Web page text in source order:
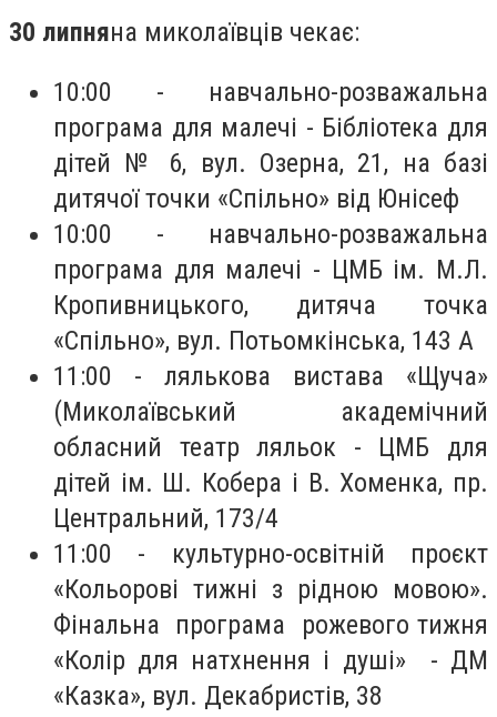
30 липняна миколаївців чекає:
10:00 - навчально-розважальна
програма для малечі - Бібліотека для
дітей № 6, вул. Озерна, 21, на базі
дитячої точки «Спільно» від Юнісеф
10:00 - навчально-розважальна
програма для малечі - ЦМБ ім. М.Л.
Кропивницького, дитяча точка
«Спільно», вул. Потьомкінська, 143 А
11:00 - лялькова вистава «Щуча»
(Миколаївський академічний
обласний театр ляльок - ЦМБ для
дітей ім. Ш. Кобера і В. Хоменка, пр.
Центральний, 173/4
11:00 - культурно-освітній проєкт
«Кольорові тижні з рідною мовою».
Фінальна програма рожевого тижня
«Колір для натхнення і душі» - ДМ
«Казка», вул. Декабристів, 38